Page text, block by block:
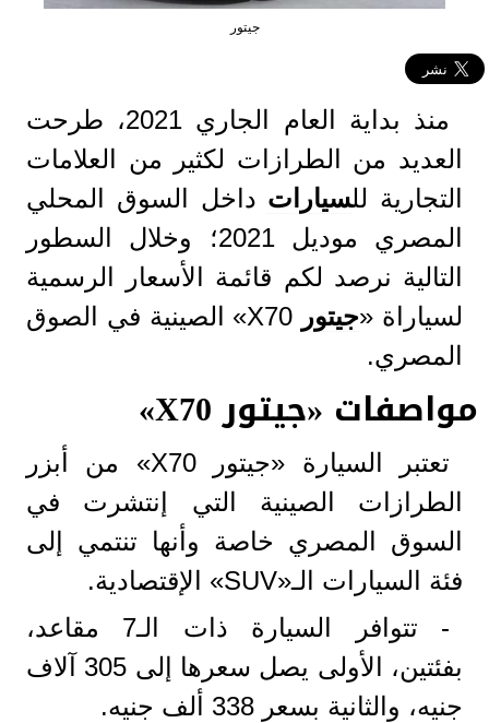
جيتور
منذ بداية العام الجاري 2021، طرحت
العديد من الطرازات لكثير من العلامات
التجارية للسيارات داخل السوق المحلي
المصري موديل 2021؛ وخلال السطور
التالية نرصد لكم قائمة الأسعار الرسمية
لسياراة «جيتور
X70» الصينية في الصوق
المصري.
مواصفات «جيتور X70 »
تعتبر السيارة «جيتور X70» من أبزر
الطرازات الصينية التي إنتشرت في
السوق المصري خاصة وأنها تنتمي إلى
فئة السيارات الـ«SUV» الإقتصادية.
- تتوافر السيارة ذات الـ7 مقاعد،
بفئتين، الأولى يصل سعرها إلى 305 آلاف
جنيه، والثانية بسعر 338 ألف جنيه.